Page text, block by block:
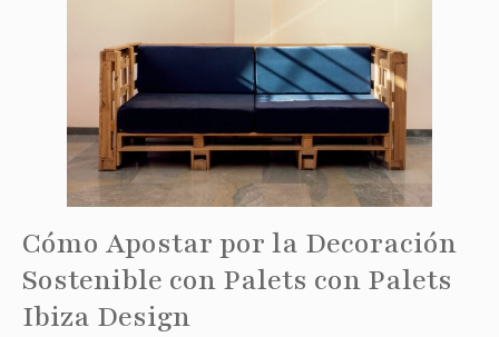
Cómo Apostar por la Decoración
Sostenible con Palets con Palets
Ibiza Design